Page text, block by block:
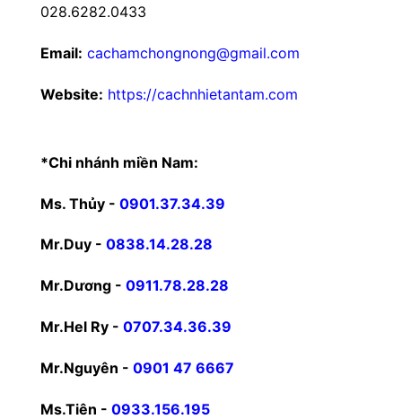
028.6282.0433
Email: cachamchongnong@gmail.com
Website: https://cachnhietantam.com
*Chi nhánh miền Nam:
Ms. Thủy - 0901.37.34.39
Mr.Duy - 0838.14.28.28
Mr.Dương - 0911.78.28.28
Mr.Hel Ry - 0707.34.36.39
Mr.Nguyên - 0901 47 6667
Ms.Tiên - 0933.156.195